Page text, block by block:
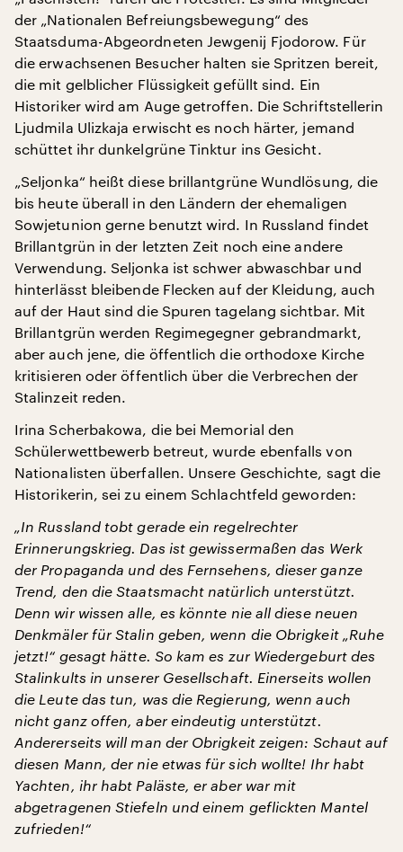
der „Nationalen Befreiungsbewegung“ des
Staatsduma-Abgeordneten Jewgenij Fjodorow. Für
die erwachsenen Besucher halten sie Spritzen bereit,
die mit gelblicher Flüssigkeit gefüllt sind. Ein
Historiker wird am Auge getroffen. Die Schriftstellerin
Ljudmila Ulizkaja erwischt es noch härter, jemand
schüttet ihr dunkelgrüne Tinktur ins Gesicht.
„Seljonka“ heißt diese brillantgrüne Wundlösung, die
bis heute überall in den Ländern der ehemaligen
Sowjetunion gerne benutzt wird. In Russland findet
Brillantgrün in der letzten Zeit noch eine andere
Verwendung. Seljonka ist schwer abwaschbar und
hinterlässt bleibende Flecken auf der Kleidung, auch
auf der Haut sind die Spuren tagelang sichtbar. Mit
Brillantgrün werden Regimegegner gebrandmarkt,
aber auch jene, die öffentlich die orthodoxe Kirche
kritisieren oder öffentlich über die Verbrechen der
Stalinzeit reden.
Irina Scherbakowa, die bei Memorial den
Schülerwettbewerb betreut, wurde ebenfalls von
Nationalisten überfallen. Unsere Geschichte, sagt die
Historikerin, sei zu einem Schlachtfeld geworden:
„In Russland tobt gerade ein regelrechter
Erinnerungskrieg. Das ist gewissermaßen das Werk
der Propaganda und des Fernsehens, dieser ganze
Trend, den die Staatsmacht natürlich unterstützt.
Denn wir wissen alle, es könnte nie all diese neuen
Denkmäler für Stalin geben, wenn die Obrigkeit „Ruhe
jetzt!“ gesagt hätte. So kam es zur Wiedergeburt des
Stalinkults in unserer Gesellschaft. Einerseits wollen
die Leute das tun, was die Regierung, wenn auch
nicht ganz offen, aber eindeutig unterstützt.
Andererseits will man der Obrigkeit zeigen: Schaut auf
diesen Mann, der nie etwas für sich wollte! Ihr habt
Yachten, ihr habt Paläste, er aber war mit
abgetragenen Stiefeln und einem geflickten Mantel
zufrieden!“